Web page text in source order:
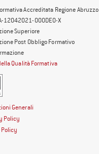
Accreditata Regione Abruzzo
12042021-000DE0-X
Superiore
Post Obbligo Formativo
Qualità Formativa
Generali
Policy
Policy